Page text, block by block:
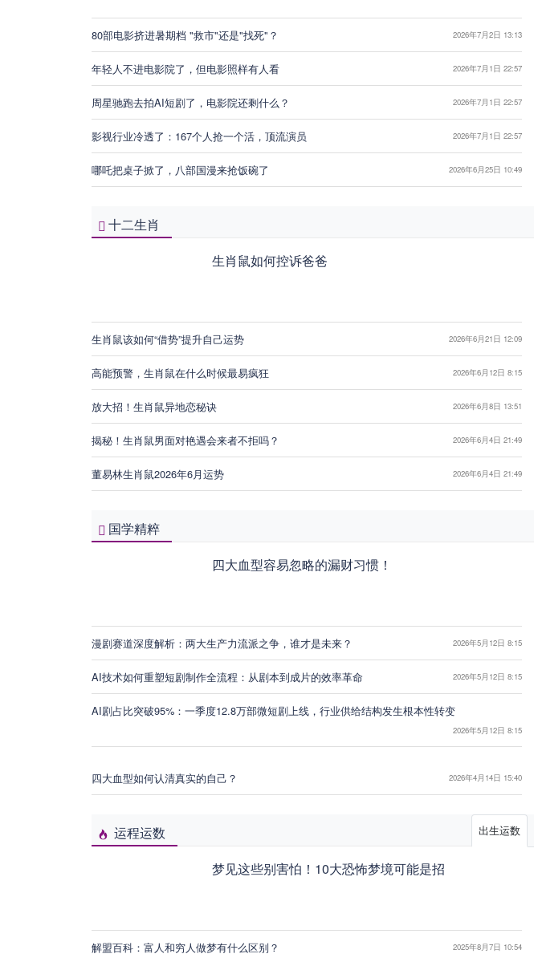
80部电影挤进暑期档 "救市"还是"找死"？ 2026年7月2日 13:13
年轻人不进电影院了，但电影照样有人看 2026年7月1日 22:57
周星驰跑去拍AI短剧了，电影院还剩什么？ 2026年7月1日 22:57
影视行业冷透了：167个人抢一个活，顶流演员 2026年7月1日 22:57
哪吒把桌子掀了，八部国漫来抢饭碗了 2026年6月25日 10:49
十二生肖
生肖鼠如何控诉爸爸
生肖鼠该如何“借势”提升自己运势 2026年6月21日 12:09
高能预警，生肖鼠在什么时候最易疯狂 2026年6月12日 8:15
放大招！生肖鼠异地恋秘诀 2026年6月8日 13:51
揭秘！生肖鼠男面对艳遇会来者不拒吗？ 2026年6月4日 21:49
董易林生肖鼠2026年6月运势 2026年6月4日 21:49
国学精粹
四大血型容易忽略的漏财习惯！
漫剧赛道深度解析：两大生产力流派之争，谁才是未来？ 2026年5月12日 8:15
AI技术如何重塑短剧制作全流程：从剧本到成片的效率革命 2026年5月12日 8:15
AI剧占比突破95%：一季度12.8万部微短剧上线，行业供给结构发生根本性转变
2026年5月12日 8:15
四大血型如何认清真实的自己？ 2026年4月14日 15:40
运程运数 出生运数
梦见这些别害怕！10大恐怖梦境可能是招
解盟百科：富人和穷人做梦有什么区别？ 2025年8月7日 10:54